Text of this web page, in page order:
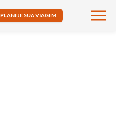
PLANEJE SUA VIAGEM